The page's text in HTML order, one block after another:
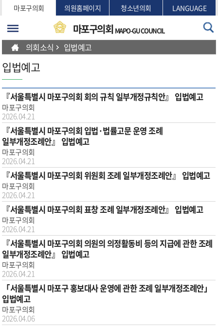
본문바로가기
마포구의회 의원홈페이지 청소년의회 LANGUAGE
마포구의회 MAPO-GU COUNCIL
의회소식 입법예고
입법예고
『서울특별시 마포구의회 회의 규칙 일부개정규칙안』 입법예고
마포구의회
2026.04.21
『서울특별시 마포구의회 입법·법률고문 운영 조례
일부개정조례안』 입법예고
마포구의회
2026.04.21
『서울특별시 마포구의회 위원회 조례 일부개정조례안』 입법예고
마포구의회
2026.04.21
『서울특별시 마포구의회 표창 조례 일부개정조례안』 입법예고
마포구의회
2026.04.21
『서울특별시 마포구의회 의원의 의정활동비 등의 지급에 관한 조례
일부개정조례안』 입법예고
마포구의회
2026.04.21
「서울특별시 마포구 홍보대사 운영에 관한 조례 일부개정조례안」
입법예고
마포구의회
2026.04.06